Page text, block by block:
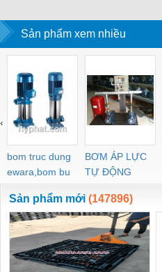
Sản phẩm xem nhiều
bom truc dung
ewara,bom bu
ewara
BƠM ÁP LỰC
TỰ ĐỘNG
‹
Sản phẩm mới (147896)